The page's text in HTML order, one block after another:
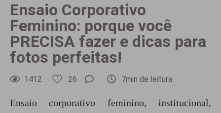
Ensaio Corporativo
Feminino: porque você
PRECISA fazer e dicas para
fotos perfeitas!
1412 26 7min de leitura
Ensaio corporativo feminino, institucional,